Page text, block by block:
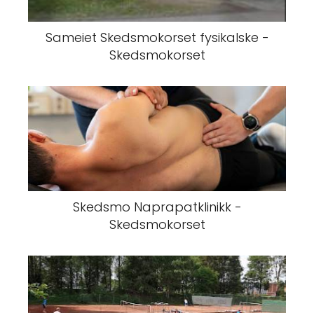
Sameiet Skedsmokorset fysikalske -
Skedsmokorset
Skedsmo Naprapatklinikk -
Skedsmokorset